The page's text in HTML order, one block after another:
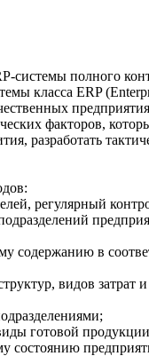
полного
класса ERP
факторов,
разработать
регулярный
содержанию в
видов затрат
готовой